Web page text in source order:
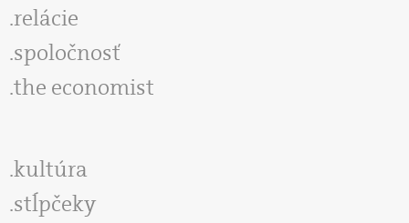
relácie
spoločnosť
the economist
kultúra
stĺpčeky